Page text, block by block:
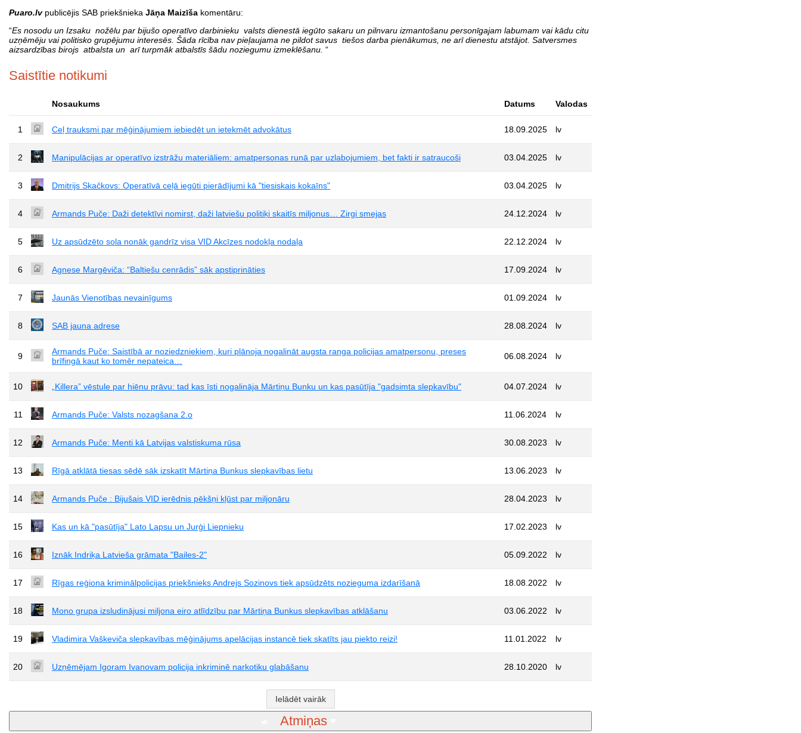
Puaro.lvpublicējis SAB priekšnieka Jāņa Maizīša komentāru:
“Es nosodu un Izsaku nožēlu par bijušo operatīvo darbinieku valsts dienestā iegūto sakaru un pilnvaru izmantošanu personīgajam labumam vai kādu citu
uzņēmēju vai politisko grupējumu interesēs. Šāda rīcība nav pieļaujama ne pildot savus tiešos darba pienākumus, ne arī dienestu atstājot. Satversmes
aizsardzības birojs atbalsta un arī turpmāk atbalstīs šādu noziegumu izmeklēšanu. “
Saistītie notikumi
Nosaukums Datums Valodas
1 Ceļ trauksmi par mēģinājumiem iebiedēt un ietekmēt advokātus 18.09.2025 lv
2 Manipulācijas ar operatīvo izstrāžu materiāliem: amatpersonas runā par uzlabojumiem, bet fakti ir satraucoši 03.04.2025 lv
3 Dmitrijs Skačkovs: Operatīvā ceļā iegūti pierādījumi kā "tiesiskais kokaīns" 03.04.2025 lv
4 Armands Puče: Daži detektīvi nomirst, daži latviešu politiķi skaitīs miljonus… Zirgi smejas 24.12.2024 lv
5 Uz apsūdzēto sola nonāk gandrīz visa VID Akcīzes nodokļa nodaļa 22.12.2024 lv
6 Agnese Margēviča: “Baltiešu cenrādis” sāk apstiprināties 17.09.2024 lv
7 Jaunās Vienotības nevainīgums 01.09.2024 lv
8 SAB jauna adrese 28.08.2024 lv
9
Armands Puče: Saistībā ar noziedzniekiem, kuri plānoja nogalināt augsta ranga policijas amatpersonu, preses
brīfingā kaut ko tomēr nepateica…
06.08.2024 lv
10 „Killera” vēstule par hiēnu prāvu: tad kas īsti nogalināja Mārtiņu Bunku un kas pasūtīja "gadsimta slepkavību" 04.07.2024 lv
11 Armands Puče: Valsts nozagšana 2.o 11.06.2024 lv
12 Armands Puče: Menti kā Latvijas valstiskuma rūsa 30.08.2023 lv
13 Rīgā atklātā tiesas sēdē sāk izskatīt Mārtiņa Bunkus slepkavības lietu 13.06.2023 lv
14 Armands Puče : Bijušais VID ierēdnis pēkšņi kļūst par miljonāru 28.04.2023 lv
15 Kas un kā "pasūtīja" Lato Lapsu un Jurģi Liepnieku 17.02.2023 lv
16 Iznāk Indriķa Latvieša grāmata "Bailes-2" 05.09.2022 lv
17 Rīgas reģiona kriminālpolicijas priekšnieks Andrejs Sozinovs tiek apsūdzēts nozieguma izdarīšanā 18.08.2022 lv
18 Mono grupa izsludinājusi miljona eiro atlīdzību par Mārtiņa Bunkus slepkavības atklāšanu 03.06.2022 lv
19 Vladimira Vaškeviča slepkavības mēģinājums apelācijas instancē tiek skatīts jau piekto reizi! 11.01.2022 lv
20 Uzņēmējam Igoram Ivanovam policija inkriminē narkotiku glabāšanu 28.10.2020 lv
Ielādēt vairāk
Atmiņas